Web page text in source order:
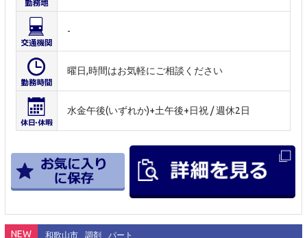
-
曜日,時間はお気軽にご相談ください
水金午後(いずれか)+土午後+日祝 / 週休2日
NEW 和歌山市 調剤 パート